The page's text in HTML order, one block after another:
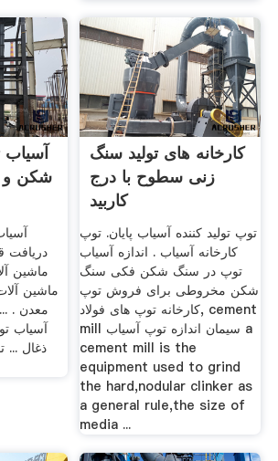
شکن و
ماشین
ماشین
معدن .
آسیاب
ذغال
کارخانه های تولید سنگ
زنی سطوح با درج
کاربید
توپ تولید کننده آسیاب پایان. توپ
کارخانه آسیاب . اندازه آسیاب
توپ در سنگ شکن فکی سنگ
شکن مخروطی برای فروش توپ
کارخانه توپ های فولاد, cement
mill سیمان اندازه توپ آسیاب a
cement mill is the
equipment used to grind
the hard,nodular clinker as
a general rule,the size of
media ...